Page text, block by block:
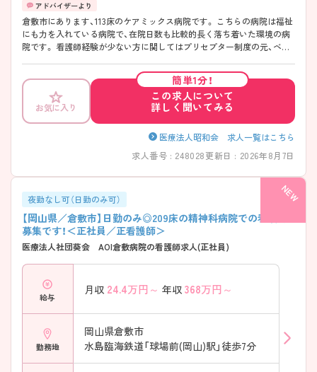
倉敷市にあります、113床のケアミックス病院です。 こちらの病院は福祉
にも力を入れている病院で、在院日数も比較的長く落ち着いた環境の病
院です。 看護師経験が少ない方に関してはプリセプター制度の元、ベテ
業務に復帰していただくことができる環境です。よ り詳しく知りたい方
には、面接ポイントや求人の詳細をお伝えいたしますので、お問い合わせ
ください
お気に入り
簡単1分！
この求人について
詳しく聞いてみる
医療法人昭和会 求人一覧はこちら
求人番号 : 248028更新日 : 2026年8月7日
夜勤なし可（日勤のみ可）
【岡山県／倉敷市】日勤のみ◎209床の精神科病院での看護師
募集です！＜正社員／正看護師＞
医療法人社団葵会 AOI倉敷病院の看護師求人(正社員)
給与
月収 24.4万円～ 年収 368万円～
勤務地
岡山県倉敷市
水島臨海鉄道「球場前(岡山)駅」徒歩7分